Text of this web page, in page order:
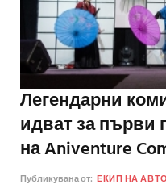
Легендарни
идват за първи
на Aniventure
Публикувана от: ЕКИП НА